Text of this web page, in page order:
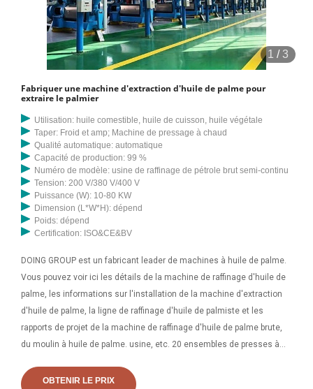
1 /3
Fabriquer une machine d'extraction d'huile de palme pour
extraire le palmier
Utilisation: huile comestible, huile de cuisson, huile végétale
Taper: Froid et amp; Machine de pressage à chaud
Qualité automatique: automatique
Capacité de production: 99 %
Numéro de modèle: usine de raffinage de pétrole brut semi-continu
Tension: 200 V/380 V/400 V
Puissance (W): 10-80 KW
Dimension (L*W*H): dépend
Poids: dépend
Certification: ISO&CE&BV
DOING GROUP est un fabricant leader de machines à huile de palme.
Vous pouvez voir ici les détails de la machine de raffinage d'huile de
palme, les informations sur l'installation de la machine d'extraction
d'huile de palme, la ligne de raffinage d'huile de palmiste et les
rapports de projet de la machine de raffinage d'huile de palme brute,
du moulin à huile de palme. usine, etc. 20 ensembles de presses à
dispose d'un institut de recherche qui développe de nouveaux
OBTENIR LE PRIX